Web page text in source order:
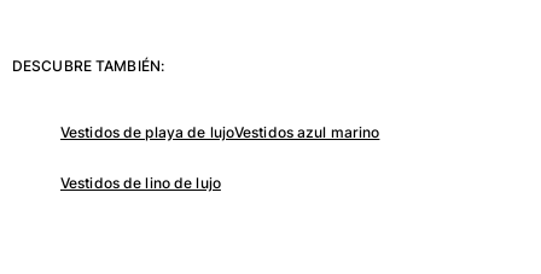
Gafas de sol
Pañuelos de playa
Ver todo Pañuelos de playa
DESCUBRE TAMBIÉN:
Vestidos de playa de lujoVestidos azul marino
Vestidos de lino de lujo